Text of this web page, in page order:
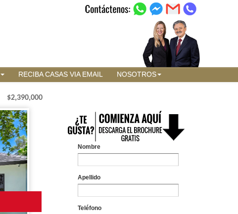
RECIBA CASAS VIA EMAIL NOSOTROS
$2,390,000
Nombre
Apellido
Teléfono